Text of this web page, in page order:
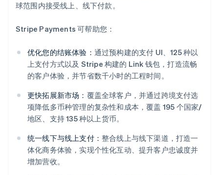
球范围内接受线上、线下付款。
Stripe Payments 可帮助您：
优化您的结账体验： 通过预构建的支付 UI、125 种以
上支付方式以及 Stripe 构建的 Link 钱包，打造流畅
的客户体验，并节省数千小时的工程时间。
更快拓展新市场： 覆盖全球客户，并通过跨境支付选
项降低多币种管理的复杂性和成本，覆盖 195 个国家/
地区、支持 135 种以上货币。
统一线下与线上支付： 整合线上与线下渠道，打造一
体化商务体验，实现个性化互动、提升客户忠诚度并
增加营收。
阿联酋